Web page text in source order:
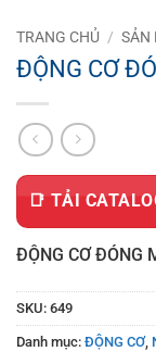
TRANG CHỦ / SẢN
ĐỘNG CƠ
📑 TẢI
ĐỘNG CƠ ĐÓNG
SKU: 649
Danh mục: ĐỘNG CƠ,